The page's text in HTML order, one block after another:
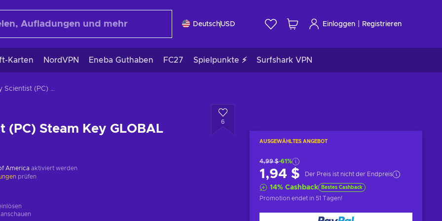
DeutschUSD Einloggen Registrieren
Karten NordVPN Eneba Guthaben FC27 Spielpunkte ⚡ Surfshark VPN
Crazy Scientist (PC) Steam Key GLOBAL
(PC) Steam Key GLOBAL
6
AUSGEWÄHLTES ANGEBOT
4,99 $-61%
1,94 $ Der Preis ist nicht der Endpreis
14% Cashback Bestes Cashback
Promotion endet in 51 Tagen!
America aktiviert werden
prüfen
anschauen